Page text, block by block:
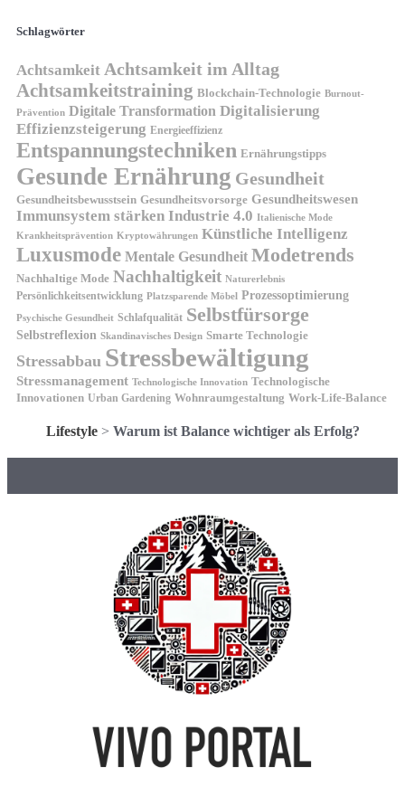
Schlagwörter
Achtsamkeit Achtsamkeit im Alltag
Achtsamkeitstraining Blockchain-Technologie Burnout-
Prävention Digitale Transformation Digitalisierung
Effizienzsteigerung Energieeffizienz
Entspannungstechniken Ernährungstipps
Gesunde Ernährung Gesundheit
Gesundheitsbewusstsein Gesundheitsvorsorge Gesundheitswesen
Immunsystem stärken Industrie 4.0 Italienische Mode
Krankheitsprävention Kryptowährungen Künstliche Intelligenz
Luxusmode Mentale Gesundheit Modetrends
Nachhaltige Mode Nachhaltigkeit Naturerlebnis
Persönlichkeitsentwicklung Platzsparende Möbel Prozessoptimierung
Psychische Gesundheit Schlafqualität Selbstfürsorge
Selbstreflexion Skandinavisches Design Smarte Technologie
Stressabbau Stressbewältigung
Stressmanagement Technologische Innovation Technologische
Innovationen Urban Gardening Wohnraumgestaltung Work-Life-Balance
Lifestyle> Warum ist Balance wichtiger als Erfolg?